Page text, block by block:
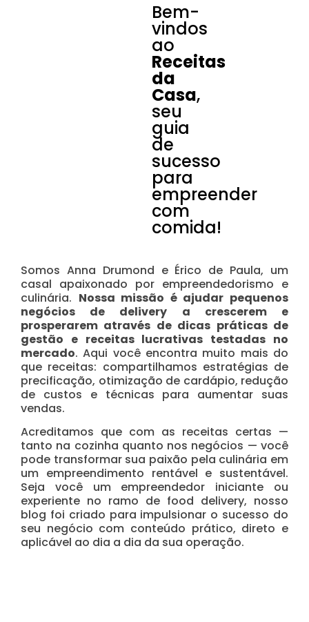
Bem-
vindos
ao
Receitas
da
Casa,
seu
guia
de
sucesso
para
empreender
com
comida!
Somos Anna Drumond e Érico de Paula, um
casal apaixonado por empreendedorismo e
culinária. Nossa missão é ajudar pequenos
negócios de delivery a crescerem e
prosperarem através de dicas práticas de
gestão e receitas lucrativas testadas no
mercado. Aqui você encontra muito mais do
que receitas: compartilhamos estratégias de
precificação, otimização de cardápio, redução
de custos e técnicas para aumentar suas
vendas.
Acreditamos que com as receitas certas —
tanto na cozinha quanto nos negócios — você
pode transformar sua paixão pela culinária em
um empreendimento rentável e sustentável.
Seja você um empreendedor iniciante ou
experiente no ramo de food delivery, nosso
blog foi criado para impulsionar o sucesso do
seu negócio com conteúdo prático, direto e
aplicável ao dia a dia da sua operação.